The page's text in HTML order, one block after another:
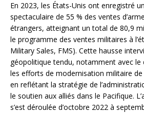
En 2023, les États-Unis ont enregistré
spectaculaire de 55 % des ventes
étrangers, atteignant un total de 80,9
le programme des ventes militaires à
Military Sales, FMS). Cette hausse
géopolitique tendu, notamment avec le
les efforts de modernisation militaire
en reflétant la stratégie de
le soutien aux alliés dans le Pacifique.
s’est déroulée d’octobre 2022 à